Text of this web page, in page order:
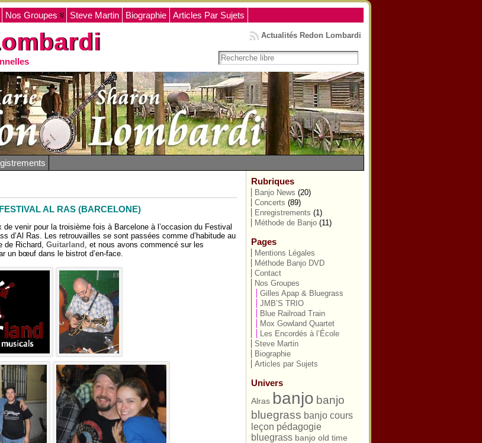
Nos Groupes Steve Martin Biographie Articles Par Sujets
Actualités Redon Lombardi
AL RAS (BARCELONE)
de venir pour la troisième fois à Barcelone à l’occasion du Festival
d’Al Ras. Les retrouvailles se sont passées comme d’habitude au
de Richard, Guitarland
, et nous avons commencé sur les
un bœuf dans le bistrot d’en-face.
Rubriques
Banjo News (20)
Concerts (89)
Enregistrements (1)
Méthode de Banjo (11)
Pages
Mentions Légales
Méthode Banjo DVD
Contact
Nos Groupes
Gilles Apap & Bluegrass
JMB’S TRIO
Blue Railroad Train
Mox Gowland Quartet
Les Encordés à l’École
Steve Martin
Biographie
Articles par Sujets
Univers
Alras banjo banjo
bluegrass banjo cours
leçon pédagogie
bluegrass banjo old time